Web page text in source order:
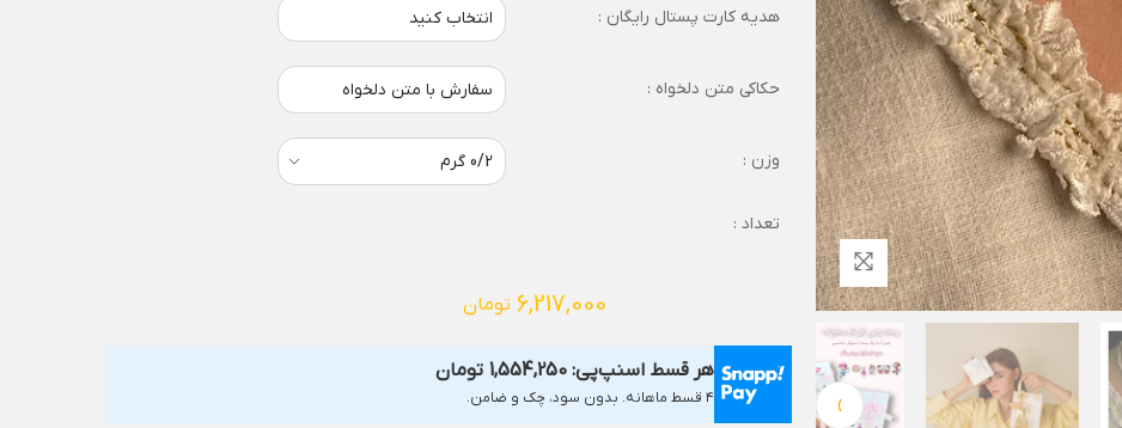
›
هدیه کارت پستال رایگان : انتخاب کنید
حکاکی متن دلخواه : سفارش با متن دلخواه
وزن :
تعداد :
6,217,000 تومان
هر قسط اسنپ‌پی: 1,554,250 تومان
۴ قسط ماهانه. بدون سود، چک و ضامن.